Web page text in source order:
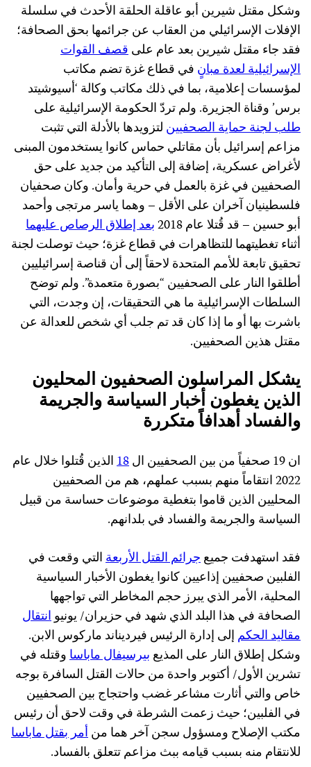
وشكل مقتل شيرين أبو عاقلة الحلقة الأحدث في سلسلة
الإفلات الإسرائيلي من العقاب عن جرائمها بحق الصحافة؛
فقد جاء مقتل شيرين بعد عام علىقصف القوات
الإسرائيلية لعدة مبانٍ في قطاع غزة تضم مكاتب
لمؤسسات إعلامية، بما في ذلك مكاتب وكالة ‘أسيوشيتد
برس’ وقناة الجزيرة. ولم تردّ الحكومة الإسرائيلية على
طلب لجنة حماية الصحفيين لتزويدها بالأدلة التي تثبت
مزاعم إسرائيل بأن مقاتلي حماس كانوا يستخدمون المبنى
لأغراض عسكرية، إضافة إلى التأكيد من جديد على حق
الصحفيين في غزة بالعمل في حرية وأمان. وكان صحفيان
فلسطينيان آخران على الأقل – وهما ياسر مرتجى وأحمد
أبو حسين – قد قُتلا عام 2018
بعد إطلاق الرصاص عليهما
أثناء تغطيتهما للتظاهرات في قطاع غزة؛ حيث توصلت لجنة
تحقيق تابعة للأمم المتحدة لاحقاً إلى أن قناصة إسرائيليين
أطلقوا النار على الصحفيين “بصورة متعمدة”. ولم توضح
السلطات الإسرائيلية ما هي التحقيقات، إن وجدت، التي
باشرت بها أو ما إذا كان قد تم جلب أي شخص للعدالة عن
مقتل هذين الصحفيين.
يشكل المراسلون الصحفيون المحليون
الذين يغطون أخبار السياسة والجريمة
والفساد أهدافاً متكررة
ان 19 صحفياً من بين الصحفيين ال 18الذين قُتلوا خلال عام
2022 انتقاماً منهم بسبب عملهم، هم من الصحفيين
المحليين الذين قاموا بتغطية موضوعات حساسة من قبيل
السياسة والجريمة والفساد في بلدانهم.
فقد استهدفت جميعجرائم القتل الأربعةالتي وقعت في
الفلبين صحفيين إذاعيين كانوا يغطون الأخبار السياسية
المحلية، الأمر الذي يبرز حجم المخاطر التي تواجهها
الصحافة في هذا البلد الذي شهد في حزيران/ يونيوانتقال
مقاليد الحكم إلى إدارة الرئيس فيرديناند ماركوس الابن.
وشكل إطلاق النار على المذيع بيرسيفال ماباساوقتله في
تشرين الأول/ أكتوبر واحدة من حالات القتل السافرة بوجه
خاص والتي أثارت مشاعر غضب واحتجاج بين الصحفيين
في الفلبين؛ حيث زعمت الشرطة في وقت لاحق أن رئيس
مكتب الإصلاح ومسؤول سجن آخر هما منأمر بقتل ماباسا
للانتقام منه بسبب قيامه ببث مزاعم تتعلق بالفساد.